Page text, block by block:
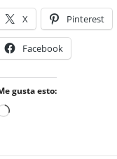
X Pinterest
Facebook
gusta esto:
Cargando...